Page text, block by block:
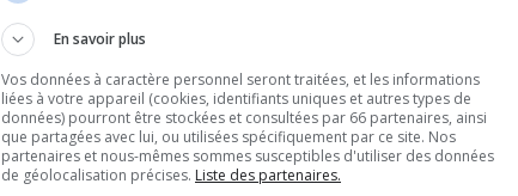
En savoir plus
Vos données à caractère personnel seront traitées, et les informations
liées à votre appareil (cookies, identifiants uniques et autres types de
données) pourront être stockées et consultées par 66 partenaires, ainsi
que partagées avec lui, ou utilisées spécifiquement par ce site. Nos
partenaires et nous-mêmes sommes susceptibles d'utiliser des données
de géolocalisation précises. Liste des partenaires.